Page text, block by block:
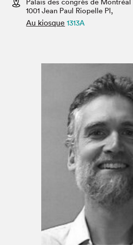
Espace médias
1001 Jean Paul Riopelle Pl,
Au kiosque 1313A